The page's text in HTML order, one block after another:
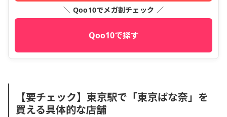
＼ Qoo10でメガ割チェック ／
Qoo10で探す
【要チェック】東京駅で「東京ばな奈」を
買える具体的な店舗